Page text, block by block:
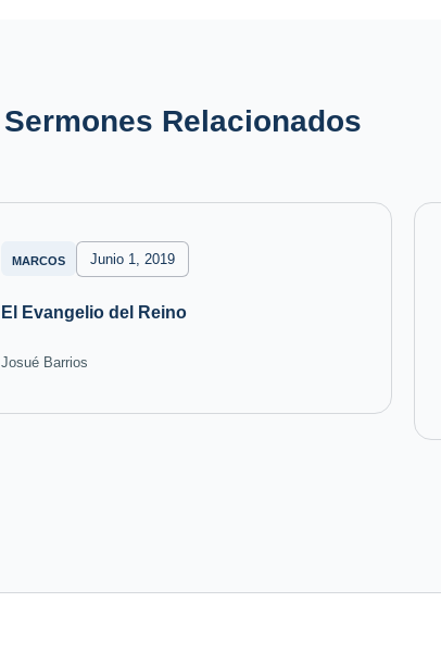
Sermones Relacionados
MARCOS Junio 1, 2019
El Evangelio del Reino
Josué Barrios